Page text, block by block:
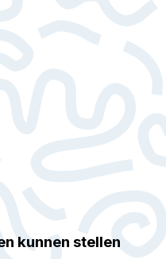
kunnen stellen